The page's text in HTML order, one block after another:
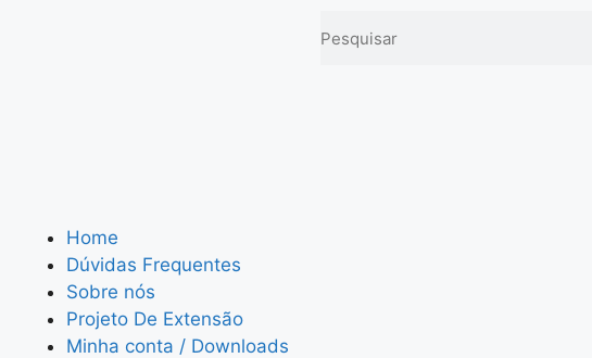
Home
Dúvidas Frequentes
Sobre nós
Projeto De Extensão
Minha conta / Downloads